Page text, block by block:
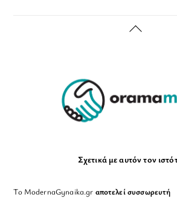
Back
Σχετικά με αυτόν τον
Το ModernaGynaika.gr αποτελεί συσσωρευτή